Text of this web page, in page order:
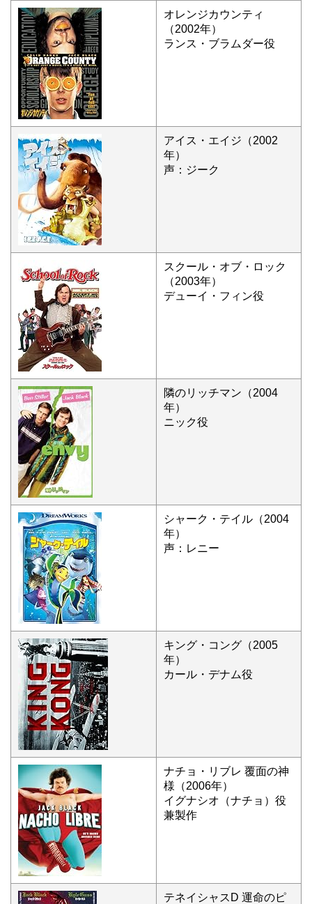
オレンジカウンティ
（2002年）
ランス・ブラムダー役
アイス・エイジ（2002
年）
声：ジーク
スクール・オブ・ロック
（2003年）
デューイ・フィン役
隣のリッチマン（2004
年）
ニック役
シャーク・テイル（2004
年）
声：レニー
キング・コング（2005
年）
カール・デナム役
ナチョ・リブレ 覆面の神
様（2006年）
イグナシオ（ナチョ）役
兼製作
テネイシャスD 運命のピ